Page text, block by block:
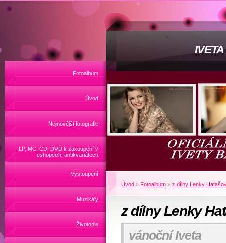
Fotoalbum
Úvod
Nejnovější fotografie
LP, MC, CD, DVD k zakoupení v
eshopech, antikvariátech
Vystoupení
Muzikály
Životopis
Úvod » Fotoalbum » z dílny Lenky
z dílny Lenky
vánoční Iveta